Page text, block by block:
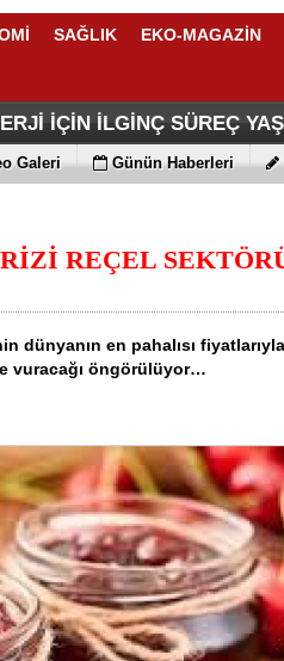
SAĞLIK EKO-MAGAZİN
NELER VAR
YÜKSELME VAR
İÇİN İLGİNÇ SÜREÇ
SEVİYOR
GELDİLER
MAGIC V6VAR
Galeri Günün Haberleri
REÇEL
dünyanın en pahalısı
vuracağı öngörülüyor…